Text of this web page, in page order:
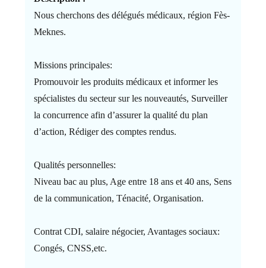
Nous cherchons des délégués médicaux, région Fès-
Meknes.
Missions principales:
Promouvoir les produits médicaux et informer les
spécialistes du secteur sur les nouveautés, Surveiller
la concurrence afin d’assurer la qualité du plan
d’action, Rédiger des comptes rendus.
Qualités personnelles:
Niveau bac au plus, Age entre 18 ans et 40 ans, Sens
de la communication, Ténacité, Organisation.
Contrat CDI, salaire négocier, Avantages sociaux:
Congés, CNSS,etc.